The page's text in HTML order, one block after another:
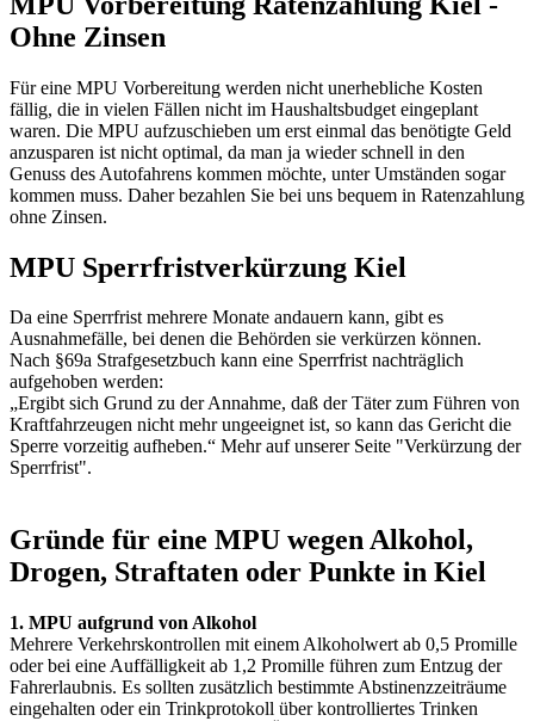
Ohne Zinsen
Für eine MPU Vorbereitung werden nicht unerhebliche Kosten
fällig, die in vielen Fällen nicht im Haushaltsbudget eingeplant
waren. Die MPU aufzuschieben um erst einmal das benötigte Geld
anzusparen ist nicht optimal, da man ja wieder schnell in den
Genuss des Autofahrens kommen möchte, unter Umständen sogar
kommen muss. Daher bezahlen Sie bei uns bequem in Ratenzahlung
ohne Zinsen.
MPU Sperrfristverkürzung Kiel
Da eine Sperrfrist mehrere Monate andauern kann, gibt es
Ausnahmefälle, bei denen die Behörden sie verkürzen können.
Nach §69a Strafgesetzbuch kann eine Sperrfrist nachträglich
aufgehoben werden:
„Ergibt sich Grund zu der Annahme, daß der Täter zum Führen von
Kraftfahrzeugen nicht mehr ungeeignet ist, so kann das Gericht die
Sperre vorzeitig aufheben.“ Mehr auf unserer Seite "Verkürzung der
Sperrfrist".
Gründe für eine MPU wegen Alkohol,
Drogen, Straftaten oder Punkte in Kiel
1. MPU aufgrund von Alkohol
Mehrere Verkehrskontrollen mit einem Alkoholwert ab 0,5 Promille
oder bei eine Auffälligkeit ab 1,2 Promille führen zum Entzug der
Fahrerlaubnis. Es sollten zusätzlich bestimmte Abstinenzzeiträume
eingehalten oder ein Trinkprotokoll über kontrolliertes Trinken